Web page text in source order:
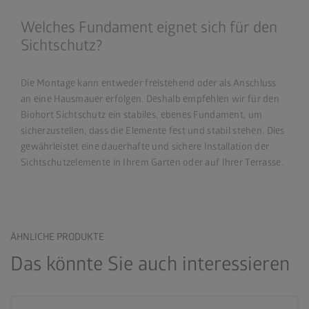
Welches Fundament eignet sich für den
Sichtschutz?
Die Montage kann entweder freistehend oder als Anschluss
an eine Hausmauer erfolgen. Deshalb empfehlen wir für den
Biohort Sichtschutz ein stabiles, ebenes Fundament, um
sicherzustellen, dass die Elemente fest und stabil stehen. Dies
gewährleistet eine dauerhafte und sichere Installation der
Sichtschutzelemente in Ihrem Garten oder auf Ihrer Terrasse.
ÄHNLICHE PRODUKTE
Das könnte Sie auch interessieren